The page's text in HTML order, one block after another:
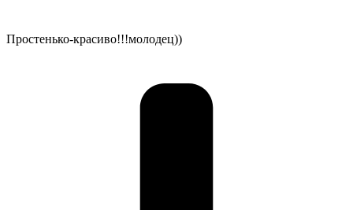
Простенько-красиво!!!молодец))